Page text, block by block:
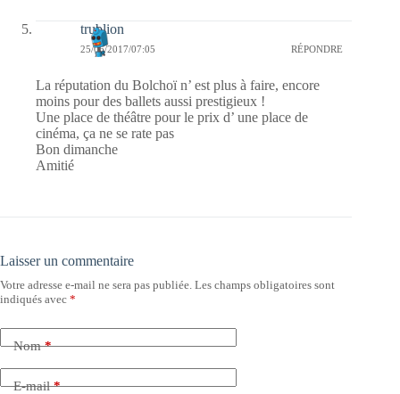
trublion
25/06/2017/07:05 RÉPONDRE
La réputation du Bolchoï n’ est plus à faire, encore
moins pour des ballets aussi prestigieux !
Une place de théâtre pour le prix d’ une place de
cinéma, ça ne se rate pas
Bon dimanche
Amitié
Laisser un commentaire
Votre adresse e-mail ne sera pas publiée. Les champs obligatoires sont
indiqués avec *
Nom*
E-mail*